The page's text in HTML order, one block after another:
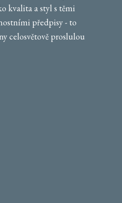
kvalita a styl s těmi
předpisy - to
celosvětově proslulou